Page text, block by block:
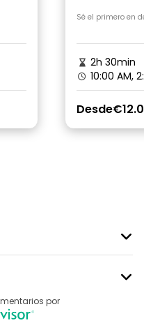
Sé el primero en
2h 30min
10:00 AM,
Desde
por